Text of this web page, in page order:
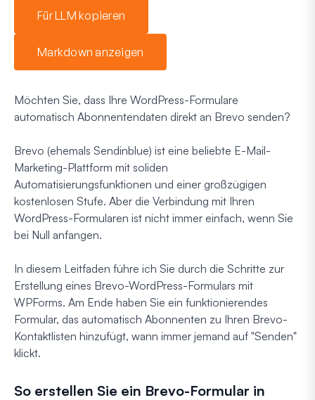
Für LLM kopieren
Markdown anzeigen
Möchten Sie, dass Ihre WordPress-Formulare
automatisch Abonnentendaten direkt an Brevo senden?
Brevo (ehemals Sendinblue) ist eine beliebte E-Mail-
Marketing-Plattform mit soliden
Automatisierungsfunktionen und einer großzügigen
kostenlosen Stufe. Aber die Verbindung mit Ihren
WordPress-Formularen ist nicht immer einfach, wenn Sie
bei Null anfangen.
In diesem Leitfaden führe ich Sie durch die Schritte zur
Erstellung eines Brevo-WordPress-Formulars mit
WPForms. Am Ende haben Sie ein funktionierendes
Formular, das automatisch Abonnenten zu Ihren Brevo-
Kontaktlisten hinzufügt, wann immer jemand auf "Senden"
klickt.
So erstellen Sie ein Brevo-Formular in